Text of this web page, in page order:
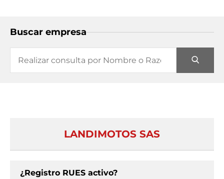
Buscar empresa
LANDIMOTOS SAS
¿Registro RUES activo?